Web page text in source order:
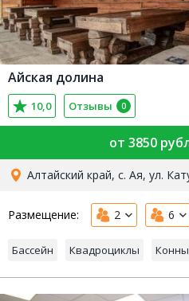
Айская долина
10,0 Отзывы 0
от 3850
Алтайский край, с. Ая, ул.
Размещение: 2 6
Бассейн Квадроциклы